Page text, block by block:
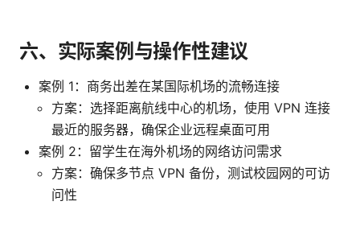
六、实际案例与操作性建议
案例 1：商务出差在某国际机场的流畅连接
方案：选择距离航线中心的机场，使用 VPN 连接
最近的服务器，确保企业远程桌面可用
案例 2：留学生在海外机场的网络访问需求
方案：确保多节点 VPN 备份，测试校园网的可访
问性